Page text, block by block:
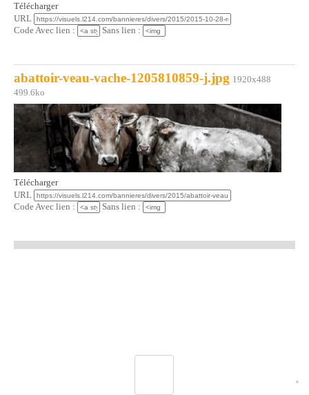
Télécharger
URL
Code Avec lien :
Sans lien :
abattoir-veau-vache-1205810859-j.jpg 1920x488
499.6ko
Télécharger
URL
Code Avec lien :
Sans lien :
•